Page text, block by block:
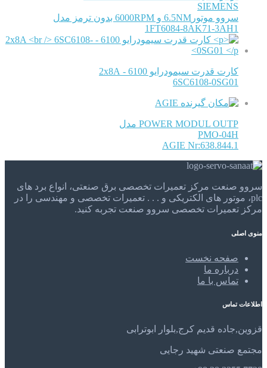
SIEMENS
سروو موتور6.5NM و 6000RPM بدون ترمز مدل
1FT6084-8AK71-3AH1
کارت قدرت سیمودرایو 6100 - 2x8A
6SC6108-0SG01
AGIE
POWER MODUL OUTP مدل
PMO-04H
AGIE Nr:638.844.1
سروو صنعت مرکز تعمیرات تخصصی برق صنعتی، انواع برد های
plc، موتور های الکتریکی و . . . تعمیرات تخصصی و مهندسی را در
مرکز تعمیرات تخصصی سروو صنعت تجربه کنید.
منوی اصلی
صفحه نخست
درباره ما
تماس با ما
اطلاعات تماس
قزوین,جاده قدیم کرج,بلوار ابوترابی
مجتمع صنعتی شهید رجایی